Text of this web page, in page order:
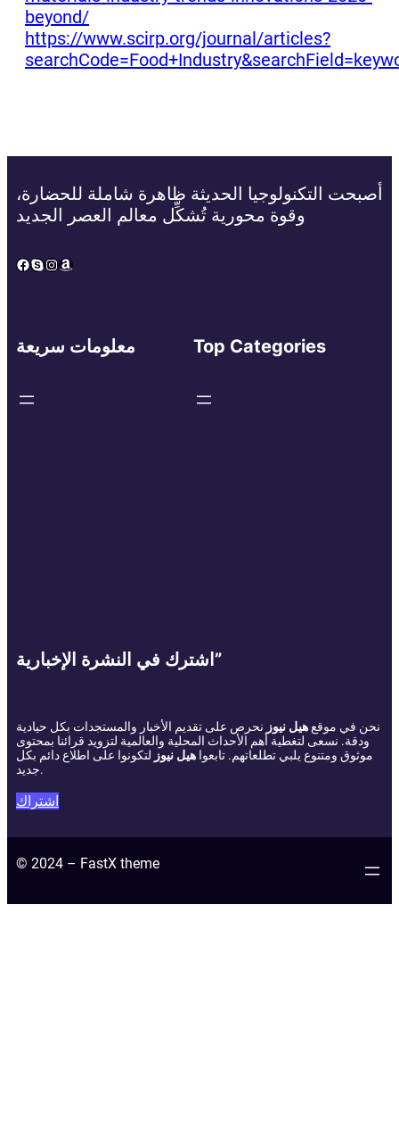
beyond/
https://www.scirp.org/journal/articles?
أصبحت التكنولوجيا الحديثة ظاهرة شاملة للحضارة،
وقوة محورية تُشكِّل معالم العصر الجديد
Facebook
Skype
Instagram
Amazon
معلومات سريعة Top Categories
اشترك في النشرة الإخبارية”
نحن في موقعهيل نيوز نحرص على تقديم الأخبار والمستجدات بكل حيادية
ودقة. نسعى لتغطية أهم الأحداث المحلية والعالمية لتزويد قرائنا بمحتوى
موثوق ومتنوع يلبي تطلعاتهم. تابعوا هيل نيوز لتكونوا على اطلاع دائم بكل
جديد.
اشتراك
© 2024 – FastX theme